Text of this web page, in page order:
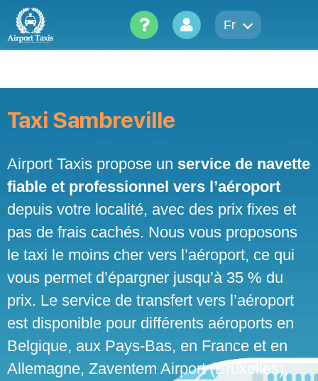
content
Fr
Taxi Sambreville
Airport Taxis propose un service de navette
fiable et professionnel vers l’aéroport
depuis votre localité, avec des prix fixes et
pas de frais cachés. Nous vous proposons
le taxi le moins cher vers l’aéroport, ce qui
vous permet d’épargner jusqu’à 35 % du
prix. Le service de transfert vers l’aéroport
est disponible pour différents aéroports en
Belgique, aux Pays-Bas, en France et en
Allemagne, Zaventem Airport (Bruxelles),